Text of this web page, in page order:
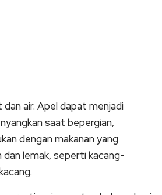
air. Apel dapat menjadi
saat bepergian,
dengan makanan yang
lemak, seperti kacang-